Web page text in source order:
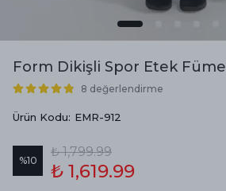
Form Dikişli Spor Etek Füme
8 değerlendirme
Ürün Kodu: EMR-912
%10
₺ 1,799.99
₺ 1,619.99